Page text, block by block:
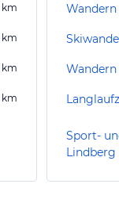
km
km
km
km
Sport-
Lindberg